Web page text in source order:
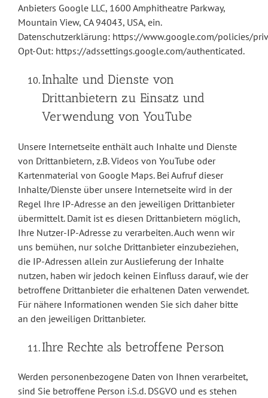
Anbieters Google LLC, 1600 Amphitheatre Parkway,
Mountain View, CA 94043, USA, ein.
Datenschutzerklärung: https://www.google.com/policies/
Opt-Out: https://adssettings.google.com/authenticated.
Inhalte und Dienste von
Drittanbietern zu Einsatz und
Verwendung von YouTube
Unsere Internetseite enthält auch Inhalte und Dienste
von Drittanbietern, z.B. Videos von YouTube oder
Kartenmaterial von Google Maps. Bei Aufruf dieser
Inhalte/Dienste über unsere Internetseite wird in der
Regel Ihre IP-Adresse an den jeweiligen Drittanbieter
übermittelt. Damit ist es diesen Drittanbietern möglich,
Ihre Nutzer-IP-Adresse zu verarbeiten. Auch wenn wir
uns bemühen, nur solche Drittanbieter einzubeziehen,
die IP-Adressen allein zur Auslieferung der Inhalte
nutzen, haben wir jedoch keinen Einfluss darauf, wie der
betroffene Drittanbieter die erhaltenen Daten verwendet.
Für nähere Informationen wenden Sie sich daher bitte
an den jeweiligen Drittanbieter.
Ihre Rechte als betroffene Person
Werden personenbezogene Daten von Ihnen verarbeitet,
sind Sie betroffene Person i.S.d. DSGVO und es stehen